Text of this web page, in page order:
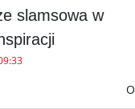
slamsowa w